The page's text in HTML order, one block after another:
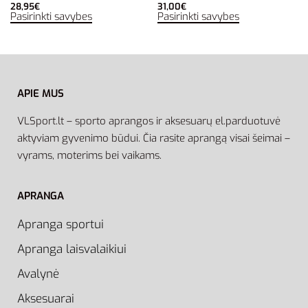
28,95€
Pasirinkti savybes
31,00€
Pasirinkti savybes
APIE MUS
VLSport.lt – sporto aprangos ir aksesuarų el.parduotuvė
aktyviam gyvenimo būdui. Čia rasite aprangą visai šeimai –
vyrams, moterims bei vaikams.
APRANGA
Apranga sportui
Apranga laisvalaikiui
Avalynė
Aksesuarai